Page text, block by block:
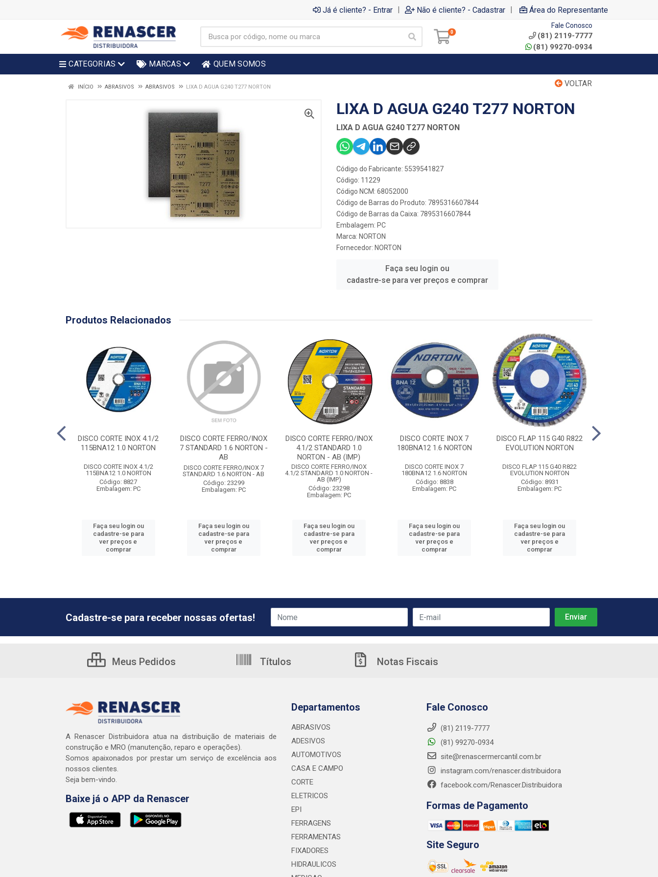
Já é cliente? - Entrar | Não é cliente? - Cadastrar | Área do Representante
0
Fale Conosco
(81) 2119-7777
(81) 99270-0934
CATEGORIAS MARCAS QUEM SOMOS
VOLTAR
INÍCIO ABRASIVOS ABRASIVOS LIXA D AGUA G240 T277 NORTON
LIXA D AGUA G240 T277 NORTON
LIXA D AGUA G240 T277 NORTON
Código do Fabricante: 5539541827
Código: 11229
Código NCM: 68052000
Código de Barras do Produto: 7895316607844
Código de Barras da Caixa: 7895316607844
Embalagem: PC
Marca: NORTON
Fornecedor: NORTON
Faça seu login ou
cadastre-se para ver preços e comprar
Produtos Relacionados
DISCO CORTE INOX 4.1/2
115BNA12 1.0 NORTON
DISCO CORTE INOX 4.1/2
115BNA12 1.0 NORTON
Código: 8827
Embalagem: PC
Faça seu login ou
cadastre-se para
ver preços e
comprar
DISCO CORTE FERRO/INOX
7 STANDARD 1.6 NORTON -
AB
DISCO CORTE FERRO/INOX 7
STANDARD 1.6 NORTON - AB
Código: 23299
Embalagem: PC
Faça seu login ou
cadastre-se para
ver preços e
comprar
DISCO CORTE FERRO/INOX
4.1/2 STANDARD 1.0
NORTON - AB (IMP)
DISCO CORTE FERRO/INOX
4.1/2 STANDARD 1.0 NORTON -
AB (IMP)
Código: 23298
Embalagem: PC
Faça seu login ou
cadastre-se para
ver preços e
comprar
DISCO CORTE INOX 7
180BNA12 1.6 NORTON
DISCO CORTE INOX 7
180BNA12 1.6 NORTON
Código: 8838
Embalagem: PC
Faça seu login ou
cadastre-se para
ver preços e
comprar
DISCO FLAP 115 G40 R822
EVOLUTION NORTON
DISCO FLAP 115 G40 R822
EVOLUTION NORTON
Código: 8931
Embalagem: PC
Faça seu login ou
cadastre-se para
ver preços e
comprar
Cadastre-se para receber nossas ofertas!
Meus Pedidos Títulos Notas Fiscais
A Renascer Distribuidora atua na distribuição de materiais de
construção e MRO (manutenção, reparo e operações).
Somos apaixonados por prestar um serviço de excelência aos
nossos clientes.
Seja bem-vindo.
Baixe já o APP da Renascer
Departamentos
ABRASIVOS
ADESIVOS
AUTOMOTIVOS
CASA E CAMPO
CORTE
ELETRICOS
EPI
FERRAGENS
FERRAMENTAS
FIXADORES
HIDRAULICOS
Fale Conosco
(81) 2119-7777
(81) 99270-0934
site@renascermercantil.com.br
instagram.com/renascer.distribuidora
facebook.com/Renascer.Distribuidora
Formas de Pagamento
Site Seguro